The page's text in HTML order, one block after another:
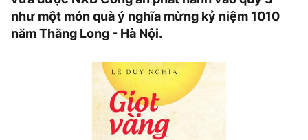
như một món quà ý nghĩa mừng kỷ niệm 1010
năm Thăng Long - Hà Nội.